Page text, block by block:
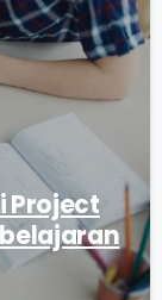
Project